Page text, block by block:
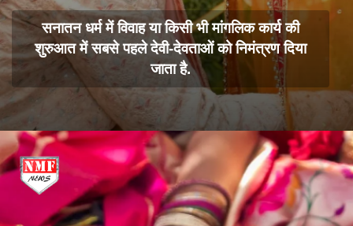
सनातन धर्म में विवाह या किसी भी मांगलिक कार्य की
शुरुआत में सबसे पहले देवी-देवताओं को निमंत्रण दिया
जाता है.